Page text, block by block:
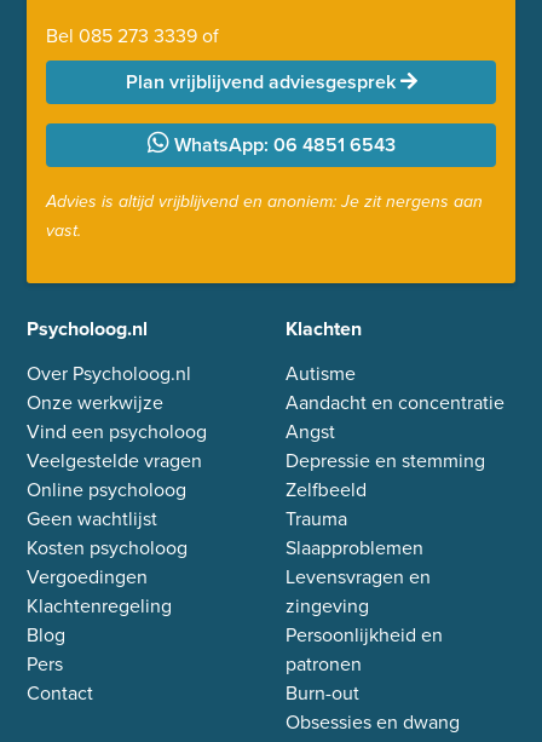
Bel 085 273 3339of
Plan vrijblijvend adviesgesprek
WhatsApp: 06 4851 6543
Advies is altijd vrijblijvend en anoniem: Je zit nergens aan
vast.
Psycholoog.nl
Over Psycholoog.nl
Onze werkwijze
Vind een psycholoog
Veelgestelde vragen
Online psycholoog
Geen wachtlijst
Kosten psycholoog
Vergoedingen
Klachtenregeling
Blog
Pers
Contact
Klachten
Autisme
Aandacht en concentratie
Angst
Depressie en stemming
Zelfbeeld
Trauma
Slaapproblemen
Levensvragen en
zingeving
Persoonlijkheid en
patronen
Burn-out
Obsessies en dwang